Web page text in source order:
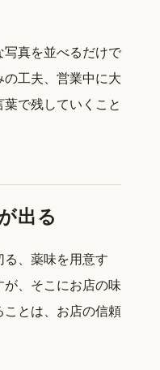
真を並べるだけで
工夫、営業中に大
で残していくこと
出る
、薬味を用意す
、そこにお店の味
とは、お店の信頼